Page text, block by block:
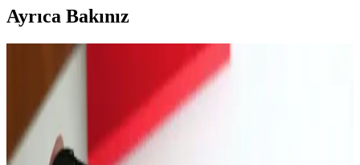
Ayrıca Bakınız
MacBook Air M5 ve M4 Çip Performans
Karşılaştırması ve Kullanım Alanları
Apple'ın M5 çipi, MacBook Air'de M4'e kıyasla %10-15 daha
yüksek performans sunuyor. Ancak pasif soğutma nedeniyle uzun
süreli yüksek performans sınırlı kalıyor. Pro modeller daha güçlü
seçenekler.